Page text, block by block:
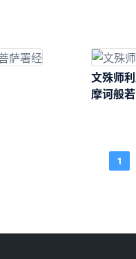
文殊师
摩诃般
1